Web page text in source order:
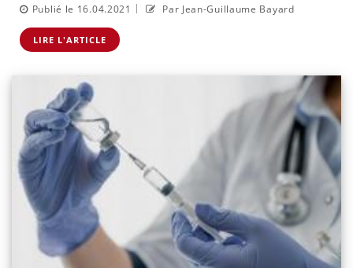
Publié le 16.04.2021 | Par Jean-Guillaume Bayard
LIRE L'ARTICLE